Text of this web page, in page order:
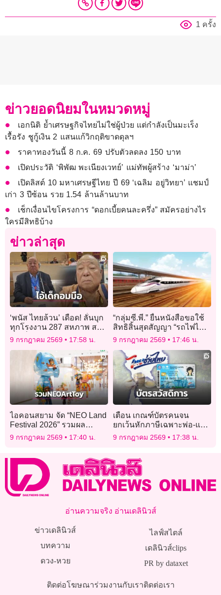
1 ครั้ง
ข่าวยอดนิยมในหมวดหมู่
เอกนิติ ย้ำเศรษฐกิจไทยไม่ใช่ผู้ป่วย แต่กำลังเป็นมะเร็ง
เรื้อรัง ชูกู้เงิน 2 แสนแก้วิกฤติขาดดุลฯ
ราคาทองวันนี้ 8 ก.ค. 69 ปรับตัวลดลง 150 บาท
เปิดประวัติ ‘พิพัฒ พะเนียงเวทย์’ แม่ทัพผู้สร้าง ‘มาม่า’
เปิดลิสต์ 10 มหาเศรษฐีไทย ปี 69 ‘เฉลิม อยู่วิทยา’ แชมป์
เก่า 3 ปีซ้อน รวย 1.54 ล้านล้านบาท
เช็กเงื่อนไขโครงการ “ดอกเบี้ยคนละครึ่ง” สมัครอย่างไร
ใครมีสิทธิบ้าง
ข่าวล่าสุด
‘พนัส ไทยล้วน’ เดือด! ลั่นบุก
ทุกโรงงาน 287 สหภาพ สกัด
‘ไอ้เด็กอมมือ’ ฮุบบอร์ด
ประกันสังคม
9 กรกฎาคม 2569 17:58 น.
“กลุ่มซี.พี.” ยื่นหนังสือขอใช้
สิทธิสิ้นสุดสัญญา “รถไฟไฮส
ปีด 3 สนามบิน” รับ BOI ไม่
สำเร็จ
9 กรกฎาคม 2569 17:46 น.
ไอคอนสยาม จัด “NEO Land
Festival 2026” รวมผล
งาน NEO Art Toy
9 กรกฎาคม 2569 17:40 น.
เตือน เกณฑ์บัตรคนจน
ยกเว้นหักภาษีเฉพาะพ่อ-แม่
ส่วนลูก-คู่สมรส ยังถูกตัดสิทธิ
เหมือนเดิม
9 กรกฎาคม 2569 17:38 น.
อ่านความจริง อ่านเดลินิวส์
ข่าวเดลินิวส์
บทความ
ดวง-หวย
ไลฟ์สไตล์
เดลินิวส์clips
PR by dataxet
ติดต่อโฆษณาร่วมงานกับเราติดต่อเรา